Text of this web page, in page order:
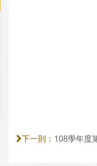
下一則： 108學年度